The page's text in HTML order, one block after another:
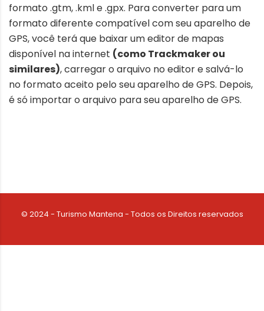
formato .gtm, .kml e .gpx. Para converter para um
formato diferente compatível com seu aparelho de
GPS, você terá que baixar um editor de mapas
disponível na internet (como Trackmaker ou
similares), carregar o arquivo no editor e salvá-lo
no formato aceito pelo seu aparelho de GPS. Depois,
é só importar o arquivo para seu aparelho de GPS.
© 2024 - Turismo Mantena - Todos os Direitos reservados